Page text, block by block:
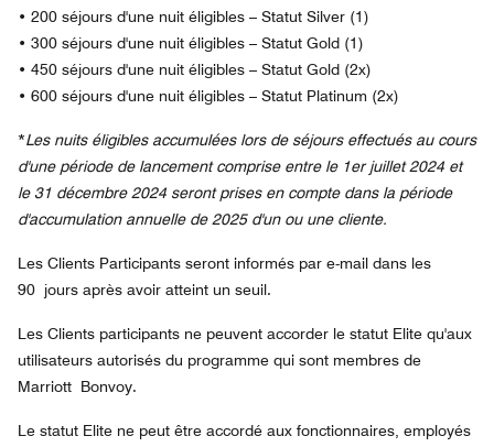
• 200 séjours d'une nuit éligibles – Statut Silver (1)
• 300 séjours d'une nuit éligibles – Statut Gold (1)
• 450 séjours d'une nuit éligibles – Statut Gold (2x)
• 600 séjours d'une nuit éligibles – Statut Platinum (2x)
*Les nuits éligibles accumulées lors de séjours effectués au cours
d'une période de lancement comprise entre le 1er juillet 2024 et
le 31 décembre 2024 seront prises en compte dans la période
d'accumulation annuelle de 2025 d'un ou une cliente.
Les Clients Participants seront informés par e-mail dans les
90 jours après avoir atteint un seuil.
Les Clients participants ne peuvent accorder le statut Elite qu'aux
utilisateurs autorisés du programme qui sont membres de
Marriott Bonvoy.
Le statut Elite ne peut être accordé aux fonctionnaires, employés